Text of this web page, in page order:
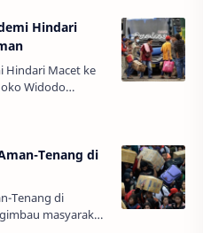
Hindari
Hindari Macet ke
Widodo
untuk mudik
puncak arus
Tenang di
Tenang di
masyarakat